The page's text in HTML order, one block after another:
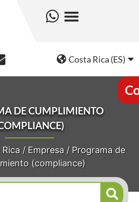
Costa Rica (ES)
DE CUMPLIMIENTO
/ Empresa/ Programa de
(compliance)